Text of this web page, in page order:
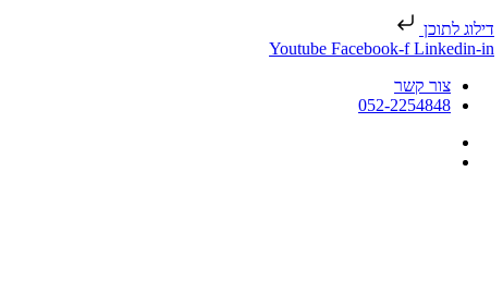
דילוג לתוכן
Youtube Facebook-f Linkedin-in
צור קשר
052-2254848